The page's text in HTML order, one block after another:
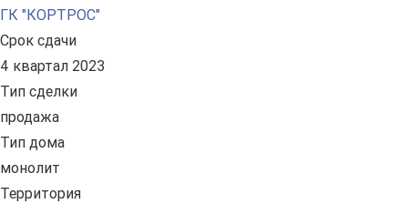
ГК "КОРТРОС"
Срок сдачи
4 квартал 2023
Тип сделки
продажа
Тип дома
монолит
Территория